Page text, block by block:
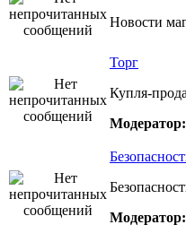
Новости
Торг
Купля-
Модератор:
Модератор: